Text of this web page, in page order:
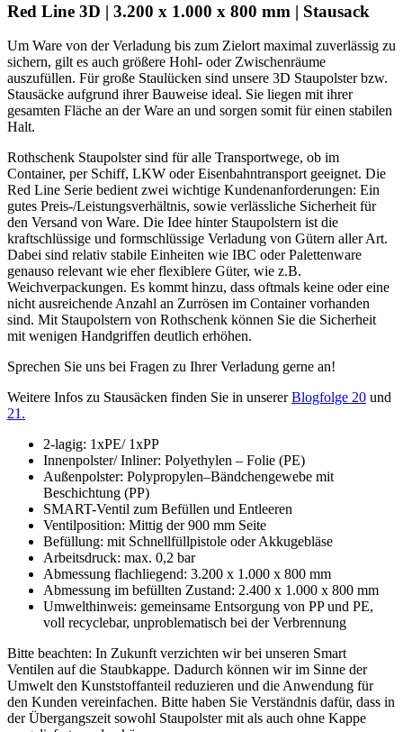
Red Line 3D | 3.200 x 1.000 x 800 mm | Stausack
Um Ware von der Verladung bis zum Zielort maximal zuverlässig zu
sichern, gilt es auch größere Hohl- oder Zwischenräume
auszufüllen. Für große Staulücken sind unsere 3D Staupolster bzw.
Stausäcke aufgrund ihrer Bauweise ideal. Sie liegen mit ihrer
gesamten Fläche an der Ware an und sorgen somit für einen stabilen
Halt.
Rothschenk Staupolster sind für alle Transportwege, ob im
Container, per Schiff, LKW oder Eisenbahntransport geeignet. Die
Red Line Serie bedient zwei wichtige Kundenanforderungen: Ein
gutes Preis-/Leistungsverhältnis, sowie verlässliche Sicherheit für
den Versand von Ware. Die Idee hinter Staupolstern ist die
kraftschlüssige und formschlüssige Verladung von Gütern aller Art.
Dabei sind relativ stabile Einheiten wie IBC oder Palettenware
genauso relevant wie eher flexiblere Güter, wie z.B.
Weichverpackungen. Es kommt hinzu, dass oftmals keine oder eine
nicht ausreichende Anzahl an Zurrösen im Container vorhanden
sind. Mit Staupolstern von Rothschenk können Sie die Sicherheit
mit wenigen Handgriffen deutlich erhöhen.
Sprechen Sie uns bei Fragen zu Ihrer Verladung gerne an!
Weitere Infos zu Stausäcken finden Sie in unsererBlogfolge 20 und
21.
2-lagig: 1xPE/ 1xPP
Innenpolster/ Inliner: Polyethylen – Folie (PE)
Außenpolster: Polypropylen–Bändchengewebe mit
Beschichtung (PP)
SMART-Ventil zum Befüllen und Entleeren
Ventilposition: Mittig der 900 mm Seite
Befüllung: mit Schnellfüllpistole oder Akkugebläse
Arbeitsdruck: max. 0,2 bar
Abmessung flachliegend: 3.200 x 1.000 x 800 mm
Abmessung im befüllten Zustand: 2.400 x 1.000 x 800 mm
Umwelthinweis: gemeinsame Entsorgung von PP und PE,
voll recyclebar, unproblematisch bei der Verbrennung
Bitte beachten: In Zukunft verzichten wir bei unseren Smart
Ventilen auf die Staubkappe. Dadurch können wir im Sinne der
Umwelt den Kunststoffanteil reduzieren und die Anwendung für
den Kunden vereinfachen. Bitte haben Sie Verständnis dafür, dass in
der Übergangszeit sowohl Staupolster mit als auch ohne Kappe